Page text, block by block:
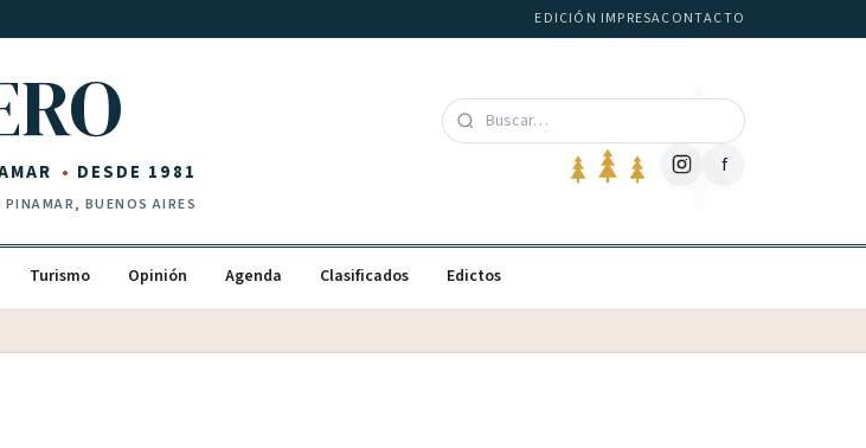
EDICIÓN IMPRESACONTACTO
DESDE 1981
PINAMAR, BUENOS AIRES
f
Turismo Opinión Agenda Clasificados Edictos